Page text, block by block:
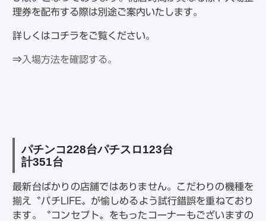
理券を配布する際は別途ご案内いたします。
詳しくはコチラをご覧ください。
⇒入場方法を確認する。
パチンコ228台パチスロ123台
計351台
最新台ばかりの店舗ではありません。こだわりの機種を
揃え〝パチLIFE〟が愉しめるよう試行錯誤を重ねており
ます。〝コンセプト〟をもったコーナーもございますの